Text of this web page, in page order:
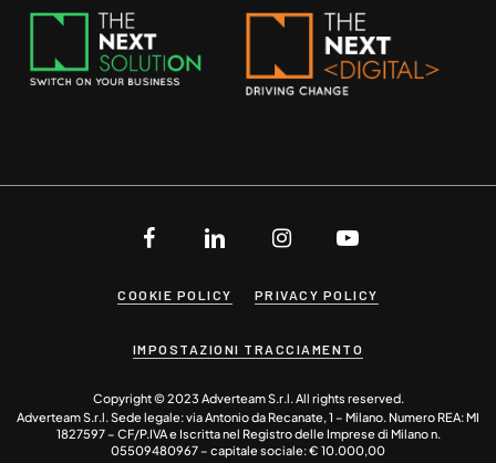
COOKIE POLICY PRIVACY POLICY
IMPOSTAZIONI TRACCIAMENTO
Copyright © 2023 Adverteam S.r.l. All rights reserved.
Adverteam S.r.l. Sede legale: via Antonio da Recanate, 1 – Milano. Numero REA: MI
1827597 – CF/P.IVA e Iscritta nel Registro delle Imprese di Milano n.
05509480967 – capitale sociale: € 10.000,00